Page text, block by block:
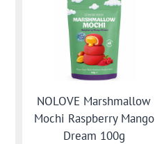
NOLOVE Marshmallow
Mochi Raspberry Mango
Dream 100g